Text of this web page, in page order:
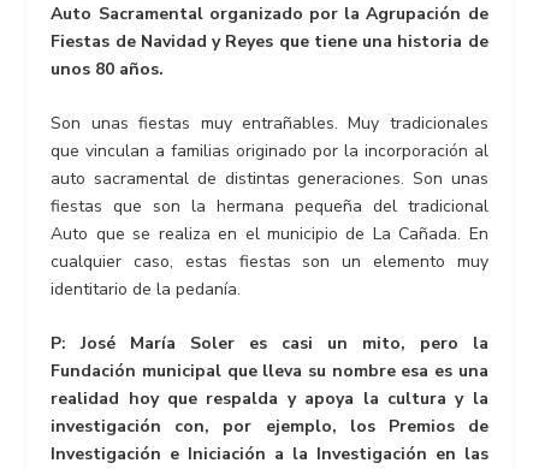
Auto Sacramental organizado por laAgrupación de
Fiestas de Navidad y Reyes que tiene una historia de
unos 80 años.
Son unas fiestas muy entrañables. Muy tradicionales
que vinculan a familias originado por la incorporación al
auto sacramental de distintas generaciones. Son unas
fiestas que son la hermana pequeña del tradicional
Auto que se realiza en el municipio de La Cañada. En
cualquier caso, estas fiestas son un elemento muy
identitario de la pedanía.
P: José María Soler es casi un mito, pero la
Fundación municipal que lleva su nombre esa es una
realidad hoy que respalda y apoya la cultura y la
investigación con, por ejemplo, los Premios de
Investigación e Iniciación a la Investigación en las